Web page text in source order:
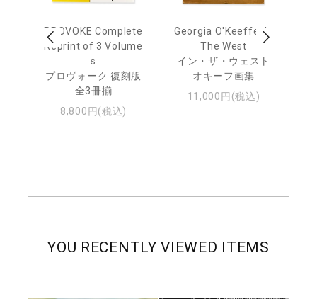
PROVOKE Complete
Reprint of 3 Volume
s
プロヴォーク 復刻版
全3冊揃
8,800円(税込)
Georgia O'Keeffe: In
The West
イン・ザ・ウェスト
オキーフ画集
11,000円(税込)
YOU RECENTLY VIEWED ITEMS